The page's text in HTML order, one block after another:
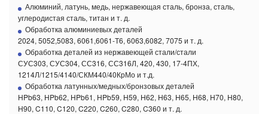
Алюминий, латунь, медь, нержавеющая сталь, бронза, сталь,
углеродистая сталь, титан и т. д.
Обработка алюминиевых деталей
2024, 5052,5083, 6061,6061-Т6, 6063,6082, 7075 и т. д.
Обработка деталей из нержавеющей стали/стали
СУС303, СУС304, СС316, СС316Л, 420, 430, 17-4ПХ,
1214Л/1215/4140/СКМ440/40КрМо и т.д.
Обработка латунных/медных/бронзовых деталей
HPb63, HPb62, HPb61, HPb59, H59, H62, H63, H65, H68, H70, H80,
H90, C110, C120, C220, C260, C280, C360 и т. д.